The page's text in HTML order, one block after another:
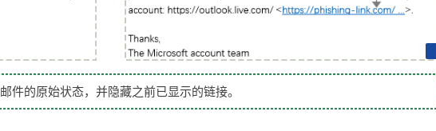
件的原始状态，并隐藏之前已显示的链接。